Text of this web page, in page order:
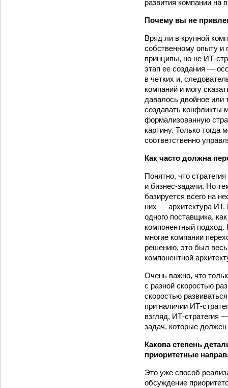
развития компании на
Почему вы не
Вряд ли в крупной
собственному опыту и
принципы, но не ИТ-
этап ее создания —
в четких и,
компаний и могу
давалось двойное или
создавать конфликты
формализованную
картину. Только тогда
соответственно
Как часто должна
Понятно, что
и бизнес-задачи. Но
базируется всего на
них — архитектура
одного поставщика,
компонентный подход.
многие компании
решению, это был
компонентной
Очень важно, что
с разной скоростью
скоростью
при наличии ИТ-
взгляд, ИТ-стратегия
задач, которые должен
Какова степень
приоритетные
Это уже способ
обсуждение